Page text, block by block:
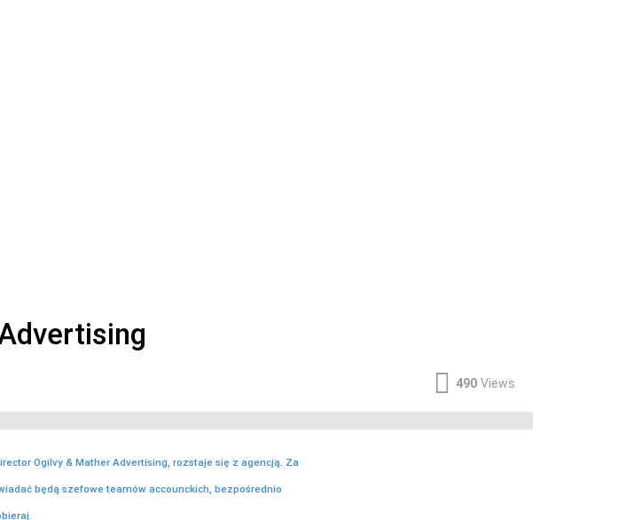
490 Views
Ogilvy & Mather Advertising, rozstaje się z agencją. Za
będą szefowe teamów accounckich, bezpośrednio